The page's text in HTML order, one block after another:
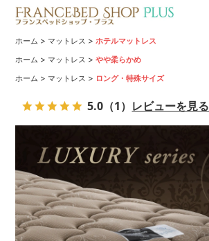
ホーム > マットレス > ホテルマットレス
ホーム > マットレス >やや柔らかめ
ホーム > マットレス > ロング・特殊サイズ
5.0 （1） レビューを見る